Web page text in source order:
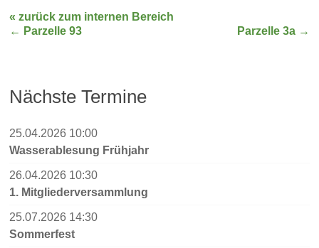
« zurück zum internen Bereich
← Parzelle 93 Parzelle 3a →
Nächste Termine
25.04.2026 10:00
Wasserablesung Frühjahr
26.04.2026 10:30
1. Mitgliederversammlung
25.07.2026 14:30
Sommerfest